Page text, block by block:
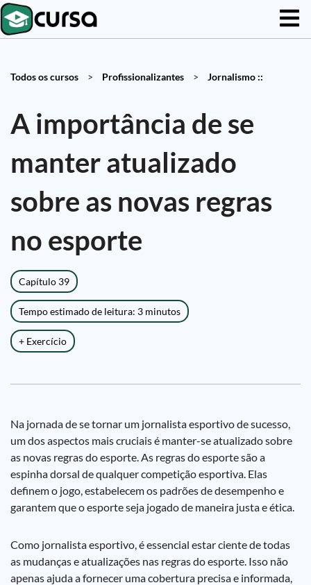
Todos os cursos > Profissionalizantes > Jornalismo ::
A importância de se
manter atualizado
sobre as novas regras
no esporte
Capítulo 39
Tempo estimado de leitura: 3 minutos
+ Exercício
Na jornada de se tornar um jornalista esportivo de sucesso,
um dos aspectos mais cruciais é manter-se atualizado sobre
as novas regras do esporte. As regras do esporte são a
espinha dorsal de qualquer competição esportiva. Elas
definem o jogo, estabelecem os padrões de desempenho e
garantem que o esporte seja jogado de maneira justa e ética.
Como jornalista esportivo, é essencial estar ciente de todas
as mudanças e atualizações nas regras do esporte. Isso não
apenas ajuda a fornecer uma cobertura precisa e informada,